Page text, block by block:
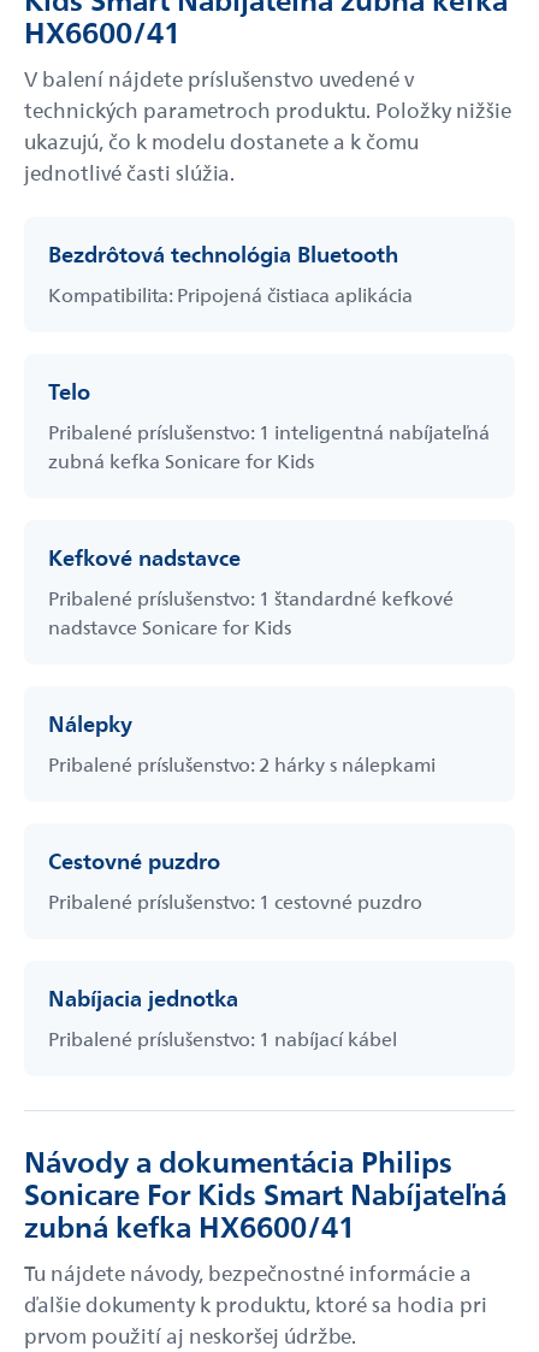
HX6600/41
V balení nájdete príslušenstvo uvedené v
technických parametroch produktu. Položky nižšie
ukazujú, čo k modelu dostanete a k čomu
jednotlivé časti slúžia.
Bezdrôtová technológia Bluetooth
Kompatibilita: Pripojená čistiaca aplikácia
Telo
Pribalené príslušenstvo: 1 inteligentná nabíjateľná
zubná kefka Sonicare for Kids
Kefkové nadstavce
Pribalené príslušenstvo: 1 štandardné kefkové
nadstavce Sonicare for Kids
Nálepky
Pribalené príslušenstvo: 2 hárky s nálepkami
Cestovné puzdro
Pribalené príslušenstvo: 1 cestovné puzdro
Nabíjacia jednotka
Pribalené príslušenstvo: 1 nabíjací kábel
Návody a dokumentácia Philips
Sonicare For Kids Smart Nabíjateľná
zubná kefka HX6600/41
Tu nájdete návody, bezpečnostné informácie a
ďalšie dokumenty k produktu, ktoré sa hodia pri
prvom použití aj neskoršej údržbe.